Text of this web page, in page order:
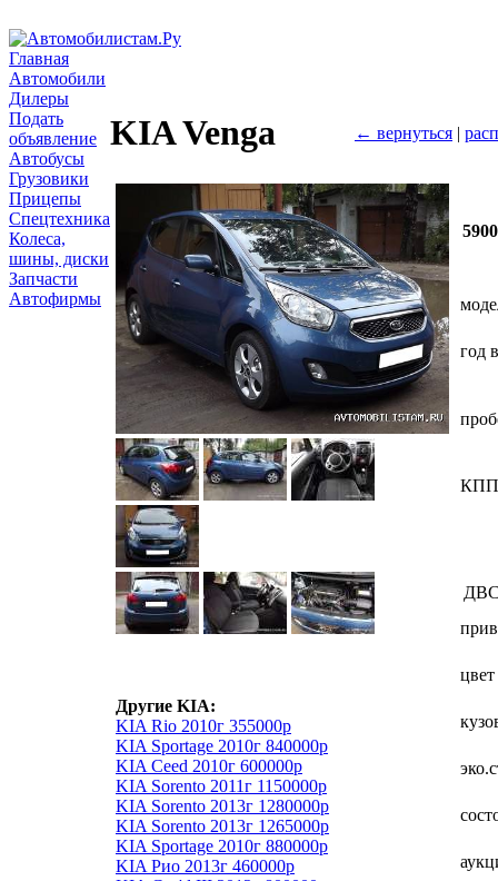
Главная
Автомобили
Дилеры
Подать
объявление
Автобусы
Грузовики
Прицепы
Спецтехника
Колеса,
шины, диски
Запчасти
Автофирмы
KIA Venga ← вернуться |
Другие KIA:
KIA Rio 2010г 355000р
KIA Sportage 2010г 840000р
KIA Ceed 2010г 600000р
KIA Sorento 2011г 1150000р
KIA Sorento 2013г 1280000р
KIA Sorento 2013г 1265000р
KIA Sportage 2010г 880000р
KIA Рио 2013г 460000р
год
КПП
цвет